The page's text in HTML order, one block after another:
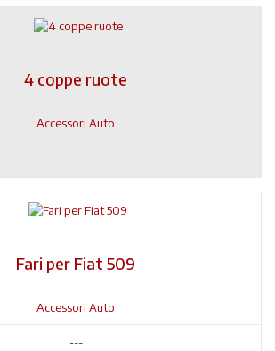
4 coppe ruote
Accessori Auto
---
Fari per Fiat 509
Accessori Auto
---